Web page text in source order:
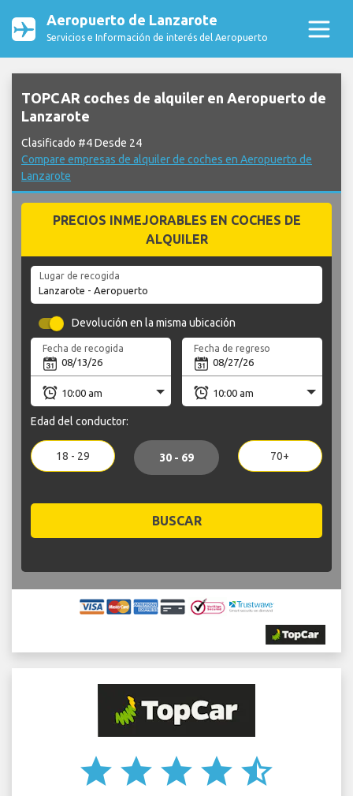
Aeropuerto de Lanzarote
Servicios e Información de interés del Aeropuerto
TOPCAR coches de alquiler en Aeropuerto de
Lanzarote
Clasificado #4 Desde 24
Compare empresas de alquiler de coches en Aeropuerto de
Lanzarote
PRECIOS INMEJORABLES EN COCHES DE
ALQUILER
Lugar de recogida
Devolución en la misma ubicación
Fecha de recogida Fecha de regreso
Edad del conductor:
18 - 29 30 - 69 70+
BUSCAR
star star star star star_half